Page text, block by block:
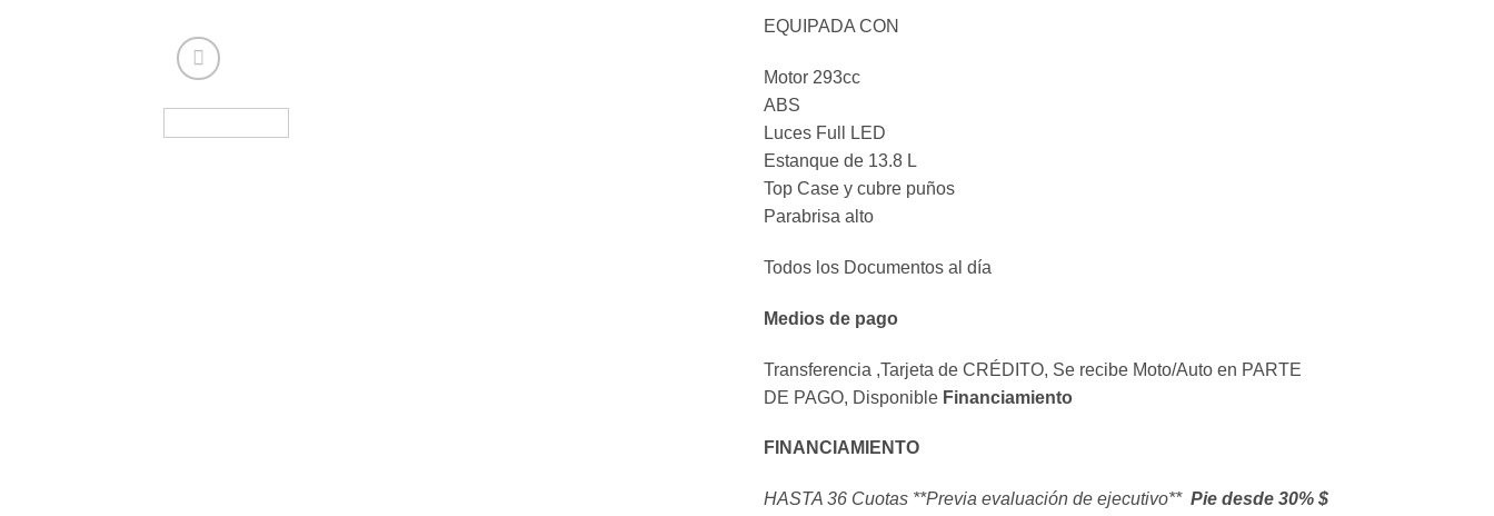
EQUIPADA CON
Motor 293cc
ABS
Luces Full LED
Estanque de 13.8 L
Top Case y cubre puños
Parabrisa alto
Todos los Documentos al día
Medios de pago
Transferencia ,Tarjeta de CRÉDITO, Se recibe Moto/Auto en PARTE
DE PAGO, Disponible Financiamiento
FINANCIAMIENTO
HASTA 36 Cuotas **Previa evaluación de ejecutivo** Pie desde 30% $